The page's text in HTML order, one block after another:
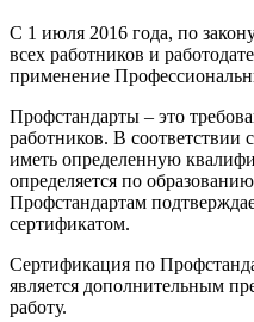
С 1 июля 2016 года, по
всех работников и
применение
Профстандарты – это
работников. В
иметь определенную
определяется по
Профстандартам
сертификатом.
Сертификация по
является дополнительным
работу.